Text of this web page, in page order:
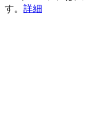
す。 詳細